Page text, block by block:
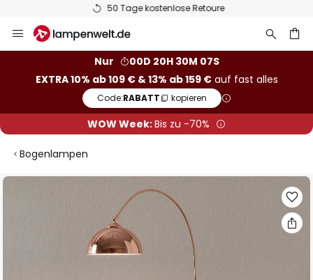
50 Tage kostenlose Retoure
Inhalt
Nur
00D 20H 30M 06S
EXTRA 10% ab 109 € & 13% ab 159 €auf fast alles
Code:RABATT kopieren
WOW Week:Bis zu -70%
Bogenlampen
Zum
Ende
der
Bildgalerie
springen